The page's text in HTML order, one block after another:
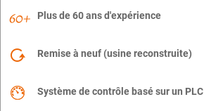
Plus de 60 ans d'expérience
Remise à neuf (usine reconstruite)
Système de contrôle basé sur un PLC